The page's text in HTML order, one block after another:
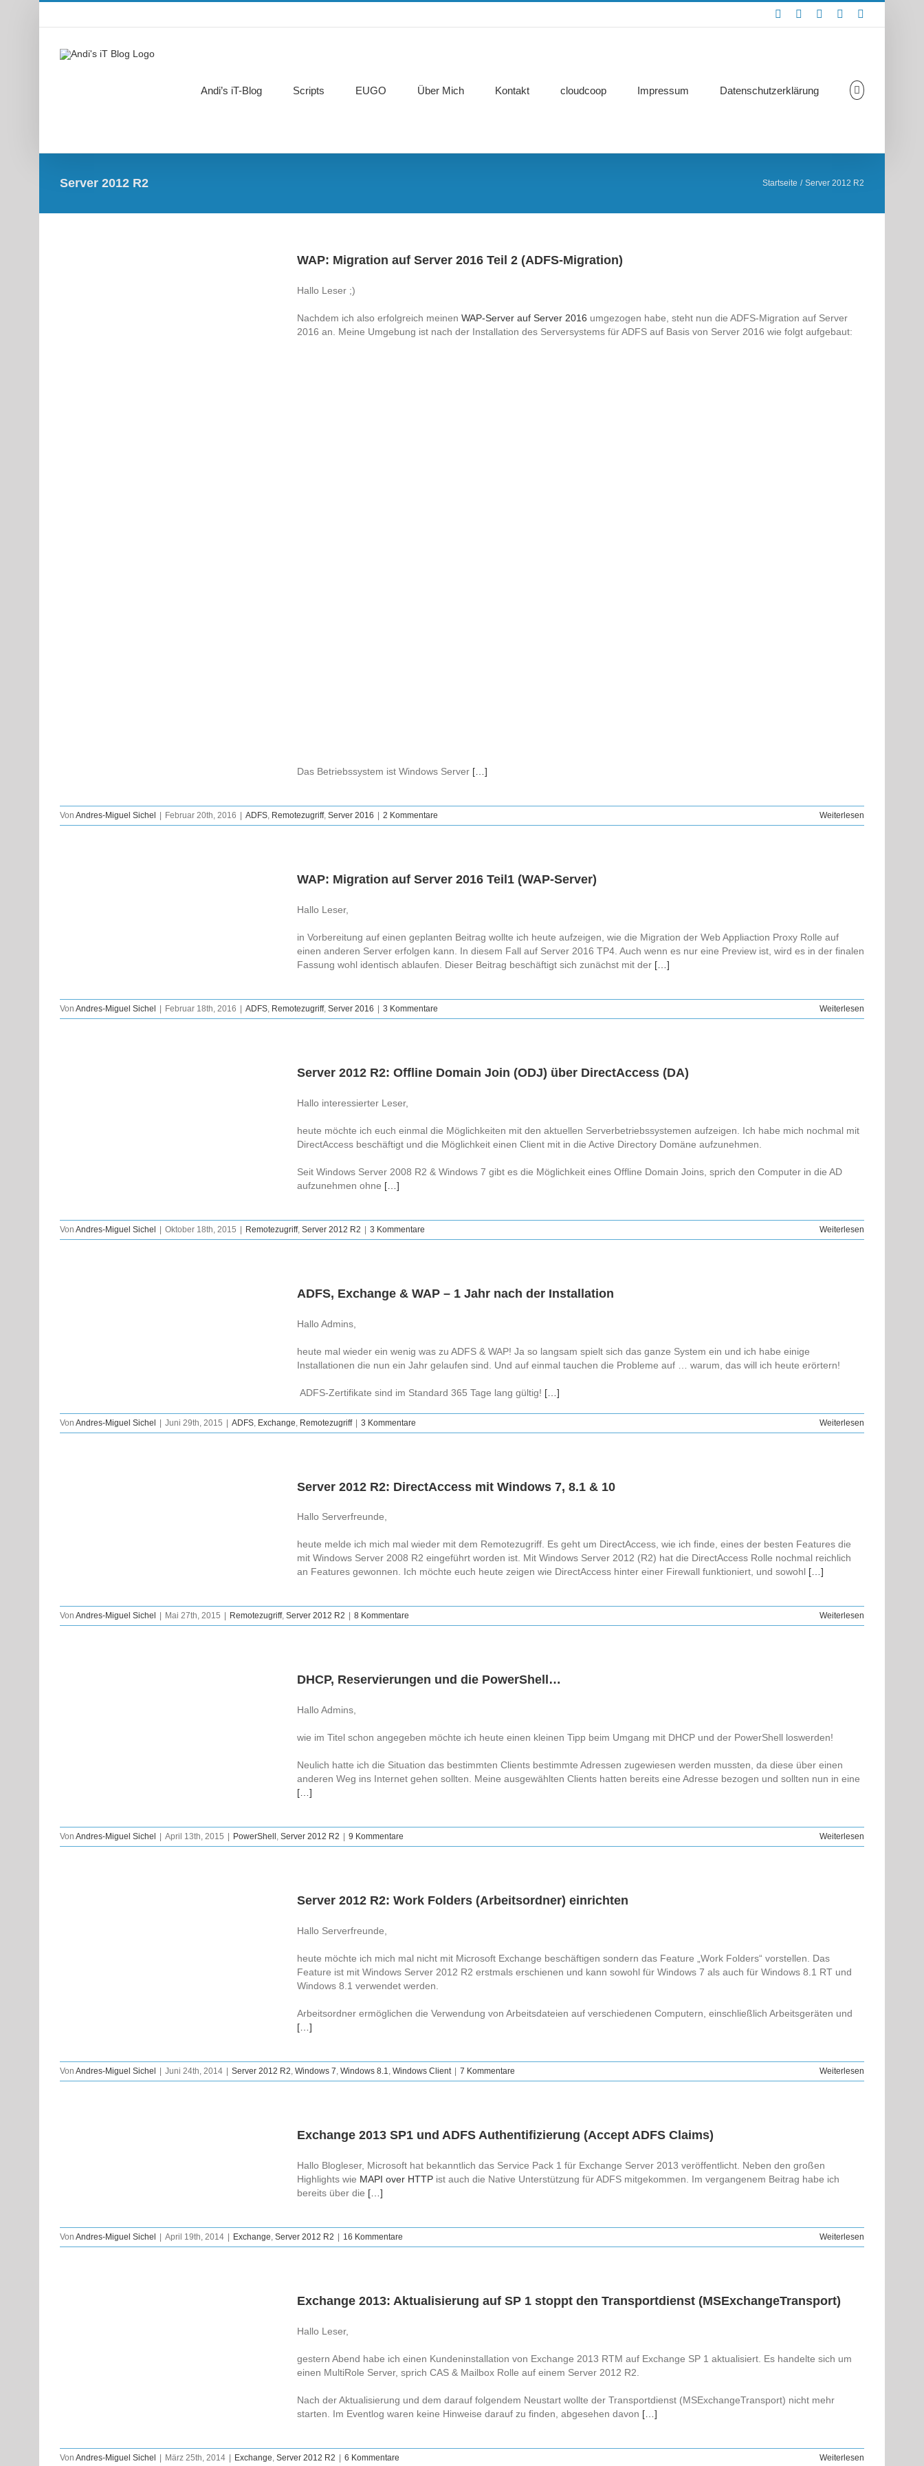
Rss Facebook YouTube
Andi’s iT-Blog Scripts EUGO Über Mich Kontakt cloudcoop Impressum Datenschutzerklärung
Server 2012 R2 Startseite Server 2012 R2
WAP: Migration auf Server 2016 Teil 2 (ADFS-Migration)
Hallo Leser ;)
Nachdem ich also erfolgreich meinen WAP-Server auf Server 2016 umgezogen habe, steht nun die ADFS-Migration auf Server
2016 an. Meine Umgebung ist nach der Installation des Serversystems für ADFS auf Basis von Server 2016 wie folgt aufgebaut:
Das Betriebssystem ist Windows Server […]
Von Andres-Miguel Sichel Februar 20th, 2016 ADFS, Remotezugriff, Server 2016 2 Kommentare Weiterlesen
WAP: Migration auf Server 2016 Teil1 (WAP-Server)
Hallo Leser,
in Vorbereitung auf einen geplanten Beitrag wollte ich heute aufzeigen, wie die Migration der Web Appliaction Proxy Rolle auf
einen anderen Server erfolgen kann. In diesem Fall auf Server 2016 TP4. Auch wenn es nur eine Preview ist, wird es in der finalen
Fassung wohl identisch ablaufen. Dieser Beitrag beschäftigt sich zunächst mit der […]
Von Andres-Miguel Sichel Februar 18th, 2016 ADFS, Remotezugriff, Server 2016 3 Kommentare Weiterlesen
Server 2012 R2: Offline Domain Join (ODJ) über DirectAccess (DA)
Hallo interessierter Leser,
heute möchte ich euch einmal die Möglichkeiten mit den aktuellen Serverbetriebssystemen aufzeigen. Ich habe mich nochmal mit
DirectAccess beschäftigt und die Möglichkeit einen Client mit in die Active Directory Domäne aufzunehmen.
Seit Windows Server 2008 R2 & Windows 7 gibt es die Möglichkeit eines Offline Domain Joins, sprich den Computer in die AD
aufzunehmen ohne […]
Von Andres-Miguel Sichel | Oktober 18th, 2015 | Remotezugriff, Server 2012 R2 | 3 Kommentare Weiterlesen
ADFS, Exchange & WAP – 1 Jahr nach der Installation
Hallo Admins,
heute mal wieder ein wenig was zu ADFS & WAP! Ja so langsam spielt sich das ganze System ein und ich habe einige
Installationen die nun ein Jahr gelaufen sind. Und auf einmal tauchen die Probleme auf … warum, das will ich heute erörtern!
ADFS-Zertifikate sind im Standard 365 Tage lang gültig! […]
Von Andres-Miguel Sichel | Juni 29th, 2015 | ADFS Exchange Remotezugriff | 3 Kommentare Weiterlesen
Server 2012 R2: DirectAccess mit Windows 7, 8.1 & 10
Hallo Serverfreunde,
heute melde ich mich mal wieder mit dem Remotezugriff. Es geht um DirectAccess, wie ich finde, eines der besten Features die
mit Windows Server 2008 R2 eingeführt worden ist. Mit Windows Server 2012 (R2) hat die DirectAccess Rolle nochmal reichlich
an Features gewonnen. Ich möchte euch heute zeigen wie DirectAccess hinter einer Firewall funktioniert, und sowohl […]
Von Andres-Miguel Sichel Mai 27th, 2015 Remotezugriff, Server 2012 R2 8 Kommentare Weiterlesen
DHCP, Reservierungen und die PowerShell…
Hallo Admins,
wie im Titel schon angegeben möchte ich heute einen kleinen Tipp beim Umgang mit DHCP und der PowerShell loswerden!
Neulich hatte ich die Situation das bestimmten Clients bestimmte Adressen zugewiesen werden mussten, da diese über einen
anderen Weg ins Internet gehen sollten. Meine ausgewählten Clients hatten bereits eine Adresse bezogen und sollten nun in eine
[…]
Von Andres-Miguel Sichel April 13th, 2015 PowerShell , Server 2012 R2 9 Kommentare Weiterlesen
Server 2012 R2: Work Folders (Arbeitsordner) einrichten
Hallo Serverfreunde,
heute möchte ich mich mal nicht mit Microsoft Exchange beschäftigen sondern das Feature „Work Folders“ vorstellen. Das
Feature ist mit Windows Server 2012 R2 erstmals erschienen und kann sowohl für Windows 7 als auch für Windows 8.1 RT und
Windows 8.1 verwendet werden.
Arbeitsordner ermöglichen die Verwendung von Arbeitsdateien auf verschiedenen Computern, einschließlich Arbeitsgeräten und
[…]
Von Andres-Miguel Sichel Juni 24th, 2014 Server 2012 R2, Windows 7, Windows 8.1, Windows Client 7 Kommentare Weiterlesen
Exchange 2013 SP1 und ADFS Authentifizierung (Accept ADFS Claims)
Hallo Blogleser, Microsoft hat bekanntlich das Service Pack 1 für Exchange Server 2013 veröffentlicht. Neben den großen
Highlights wie MAPI over HTTP ist auch die Native Unterstützung für ADFS mitgekommen. Im vergangenem Beitrag habe ich
bereits über die […]
Von Andres-Miguel Sichel | April 19th, 2014 | Exchange Server 2012 R2 | 16 Kommentare Weiterlesen
Exchange 2013: Aktualisierung auf SP 1 stoppt den Transportdienst (MSExchangeTransport)
Hallo Leser,
gestern Abend habe ich einen Kundeninstallation von Exchange 2013 RTM auf Exchange SP 1 aktualisiert. Es handelte sich um
einen MultiRole Server, sprich CAS & Mailbox Rolle auf einem Server 2012 R2.
Nach der Aktualisierung und dem darauf folgendem Neustart wollte der Transportdienst (MSExchangeTransport) nicht mehr
starten. Im Eventlog waren keine Hinweise darauf zu finden, abgesehen davon […]
Von Andres-Miguel Sichel | März 25th, 2014 | Exchange Server 2012 R2 | 6 Kommentare Weiterlesen